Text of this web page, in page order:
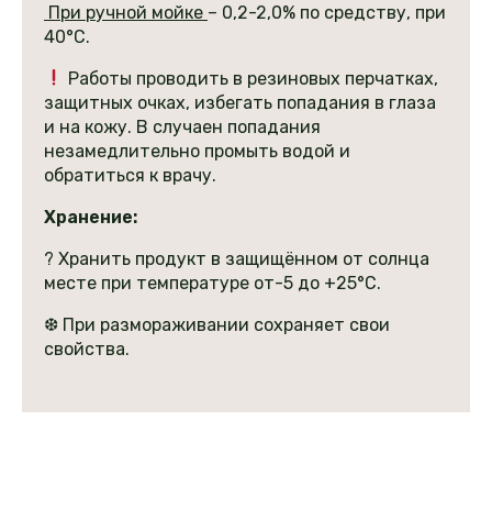
При ручной мойке – 0,2-2,0% по средству, при
40°С.
Работы проводить в резиновых перчатках,
защитных очках, избегать попадания в глаза
и на кожу. В случаен попадания
незамедлительно промыть водой и
обратиться к врачу.
Хранение:
?️ Хранить продукт в защищённом от солнца
месте при температуре от-5 до +25°С.
❆ При размораживании сохраняет свои
свойства.